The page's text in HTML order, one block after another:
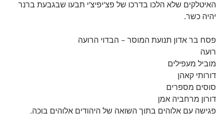
האיטלקים שלא הלכו בדרכו של פצ'יפיצ'י תבעו שבגבעת ברנר
יהיה כשר.
פסח בר אדון תנועת המוסר – הבדוי הרועה
רועה
מוביל מעפילים
דורותי קאהן
סוסים מספרים
דורון מרחביה אמן
פגישה עם אלוהים בתוך השואה של היהודים אלוהים בוכה.